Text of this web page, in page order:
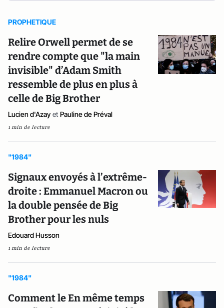
PROPHETIQUE
Relire Orwell permet de se
rendre compte que "la main
invisible" d’Adam Smith
ressemble de plus en plus à
celle de Big Brother
Lucien d'Azay et Pauline de Préval
1 min de lecture
"1984"
Signaux envoyés à l’extrême-
droite : Emmanuel Macron ou
la double pensée de Big
Brother pour les nuls
Edouard Husson
1 min de lecture
"1984"
Comment le En même temps